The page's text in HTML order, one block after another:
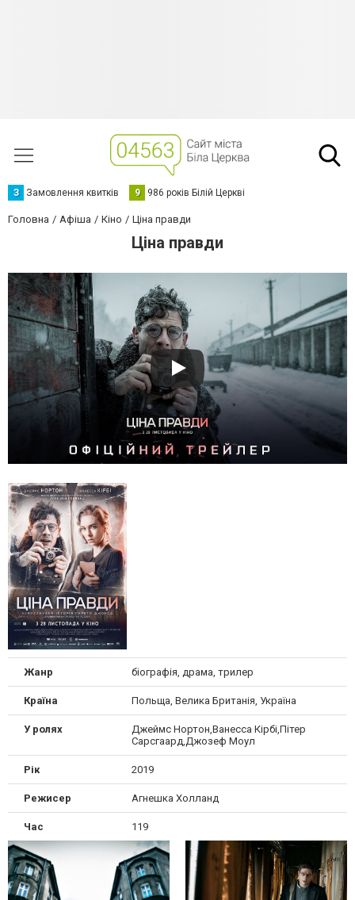
З Замовлення квитків 9 986 років Білій Церкві
Головна Афіша Кіно Ціна правди
Ціна правди
Жанр біографія, драма, трилер
Країна Польща, Велика Британія, Україна
У ролях
Джеймс Нортон,Ванесса Кірбі,Пітер
Сарсгаард,Джозеф Моул
Рік 2019
Режисер Агнешка Холланд
Час 119